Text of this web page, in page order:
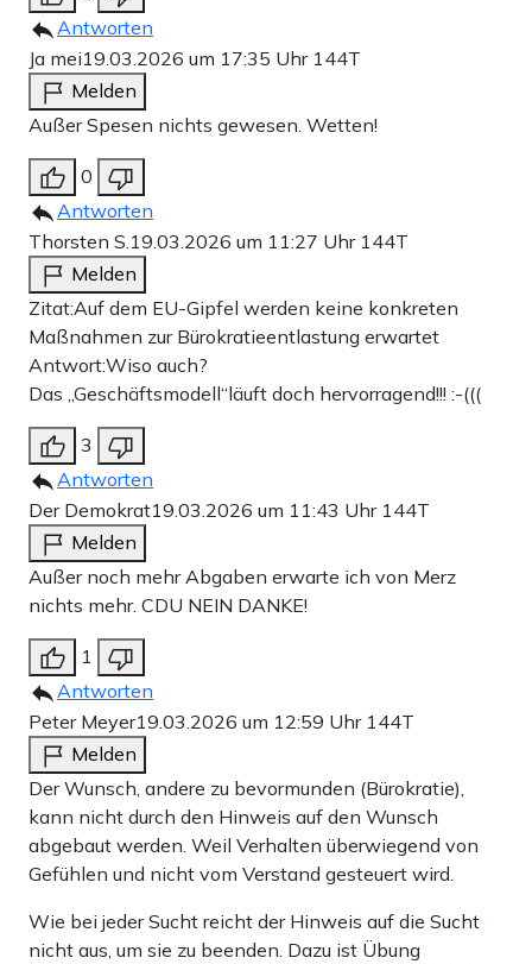
Antworten
Ja mei19.03.2026 um 17:35 Uhr 144T
Melden
Außer Spesen nichts gewesen. Wetten!
0
Antworten
Thorsten S.19.03.2026 um 11:27 Uhr 144T
Melden
Zitat:Auf dem EU-Gipfel werden keine konkreten
Maßnahmen zur Bürokratieentlastung erwartet
Antwort:Wiso auch?
Das „Geschäftsmodell“läuft doch hervorragend!!! :-(((
3
Antworten
Der Demokrat19.03.2026 um 11:43 Uhr 144T
Melden
Außer noch mehr Abgaben erwarte ich von Merz
nichts mehr. CDU NEIN DANKE!
1
Antworten
Peter Meyer19.03.2026 um 12:59 Uhr 144T
Melden
Der Wunsch, andere zu bevormunden (Bürokratie),
kann nicht durch den Hinweis auf den Wunsch
abgebaut werden. Weil Verhalten überwiegend von
Gefühlen und nicht vom Verstand gesteuert wird.
Wie bei jeder Sucht reicht der Hinweis auf die Sucht
nicht aus, um sie zu beenden. Dazu ist Übung